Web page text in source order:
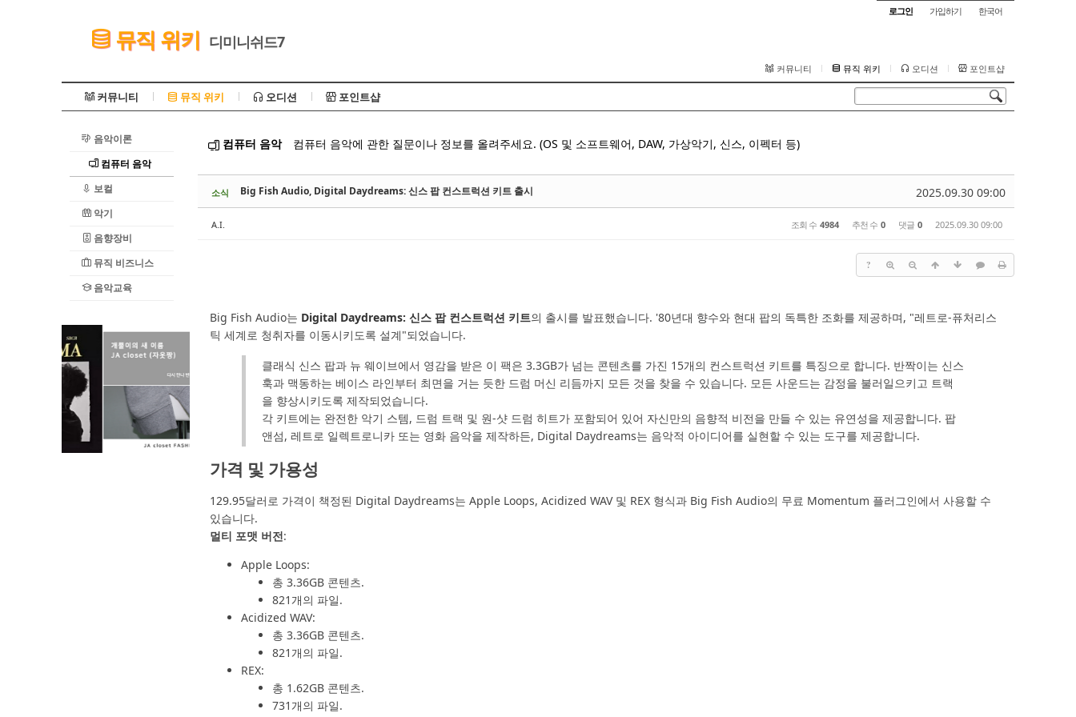
로그인 가입하기 한국어
뮤직 위키 디미니쉬드7
커뮤니티 뮤직 위키 오디션 포인트샵
커뮤니티 뮤직 위키 오디션 포인트샵
음악이론
컴퓨터 음악
보컬
악기
음향장비
뮤직 비즈니스
음악교육
컴퓨터 음악 컴퓨터 음악에 관한 질문이나 정보를 올려주세요. (OS 및 소프트웨어, DAW, 가상악기, 신스, 이펙터 등)
소식 2025.09.30 09:00
Big Fish Audio, Digital Daydreams: 신스 팝 컨스트럭션 키트 출시
A.I. 조회 수 4984 추천 수 0 댓글 0 2025.09.30 09:00
?
Big Fish Audio는 Digital Daydreams: 신스 팝 컨스트럭션 키트의 출시를 발표했습니다. '80년대 향수와 현대 팝의 독특한 조화를 제공하며, "레트로-퓨처리스
틱 세계로 청취자를 이동시키도록 설계"되었습니다.
클래식 신스 팝과 뉴 웨이브에서 영감을 받은 이 팩은 3.3GB가 넘는 콘텐츠를 가진 15개의 컨스트럭션 키트를 특징으로 합니다. 반짝이는 신스
훅과 맥동하는 베이스 라인부터 최면을 거는 듯한 드럼 머신 리듬까지 모든 것을 찾을 수 있습니다. 모든 사운드는 감정을 불러일으키고 트랙
을 향상시키도록 제작되었습니다.
각 키트에는 완전한 악기 스템, 드럼 트랙 및 원-샷 드럼 히트가 포함되어 있어 자신만의 음향적 비전을 만들 수 있는 유연성을 제공합니다. 팝
앤섬, 레트로 일렉트로니카 또는 영화 음악을 제작하든, Digital Daydreams는 음악적 아이디어를 실현할 수 있는 도구를 제공합니다.
가격 및 가용성
129.95달러로 가격이 책정된 Digital Daydreams는 Apple Loops, Acidized WAV 및 REX 형식과 Big Fish Audio의 무료 Momentum 플러그인에서 사용할 수
있습니다.
멀티 포맷 버전:
Apple Loops:
총 3.36GB 콘텐츠.
821개의 파일.
Acidized WAV:
총 3.36GB 콘텐츠.
821개의 파일.
REX:
총 1.62GB 콘텐츠.
731개의 파일.
Sketchbook5, 스케치북5
Sketchbook5, 스케치북5